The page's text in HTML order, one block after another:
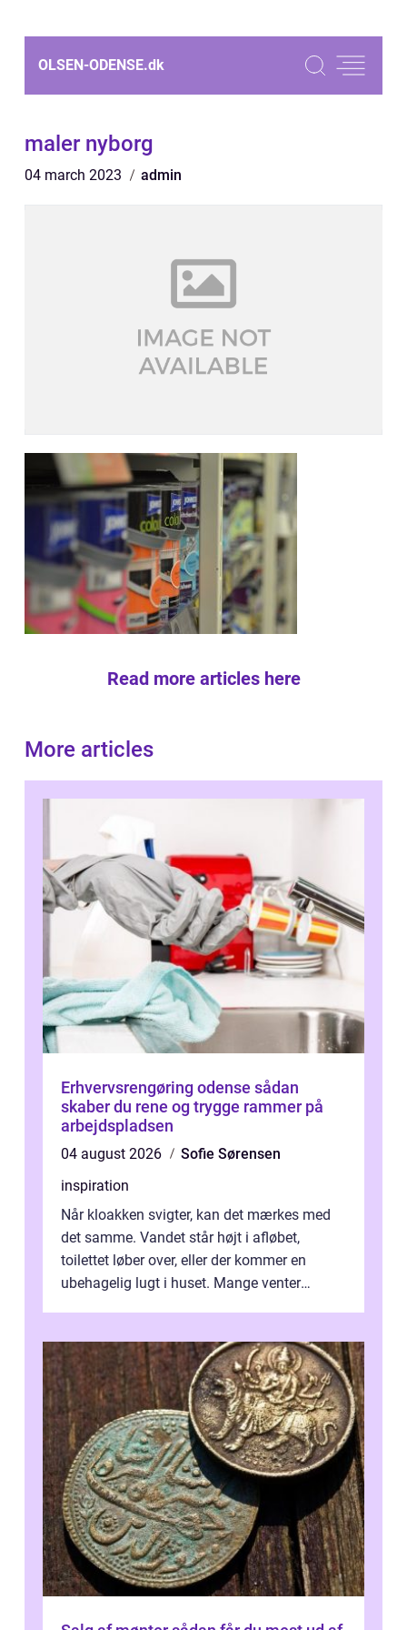
OLSEN-ODENSE.dk
maler nyborg
04 march 2023 admin
Read more articles here
More articles
Erhvervsrengøring odense sådan
skaber du rene og trygge rammer på
arbejdspladsen
04 august 2026
Sofie Sørensen
inspiration
Når kloakken svigter, kan det mærkes med
det samme. Vandet står højt i afløbet,
toilettet løber over, eller der kommer en
ubehagelig lugt i huset. Mange venter